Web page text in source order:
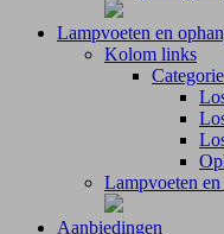
Lampvoeten en
Kolom links
Categorie
Lampvoeten
Aanbiedingen